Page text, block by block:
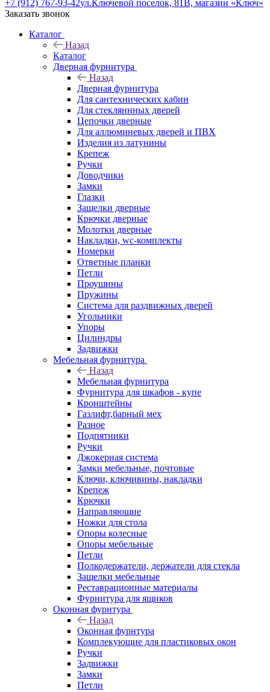
+7 (912) 767-93-42ул.Ключевой поселок, 81В, магазин «Ключ»
Заказать звонок
Каталог
Назад
Каталог
Дверная фурнитура
Назад
Дверная фурнитура
Для сантехнических кабин
Для стекляннных дверей
Цепочки дверные
Для аллюминевых дверей и ПВХ
Изделия из латунины
Крепеж
Ручки
Доводчики
Замки
Глазки
Защелки дверные
Крючки дверные
Молотки дверные
Накладки, wc-комплекты
Номерки
Ответные планки
Петли
Проушины
Пружины
Система для раздвижных дверей
Угольники
Упоры
Цилиндры
Задвижки
Мебельная фурнитура
Назад
Мебельная фурнитура
Фурнитура для шкафов - купе
Кронштейны
Газлифт,барный мех
Разное
Подпятники
Ручки
Джокерная система
Замки мебельные, почтовые
Ключи, ключивины, накладки
Крепеж
Крючки
Направляющие
Ножки для стола
Опоры колесные
Опоры мебельные
Петли
Полкодержатели, держатели для стекла
Защелки мебельные
Реставрационные материалы
Фурнитура для ящиков
Оконная фурнтура
Назад
Оконная фурнтура
Комплекующие для пластиковых окон
Ручки
Задвижки
Замки
Петли